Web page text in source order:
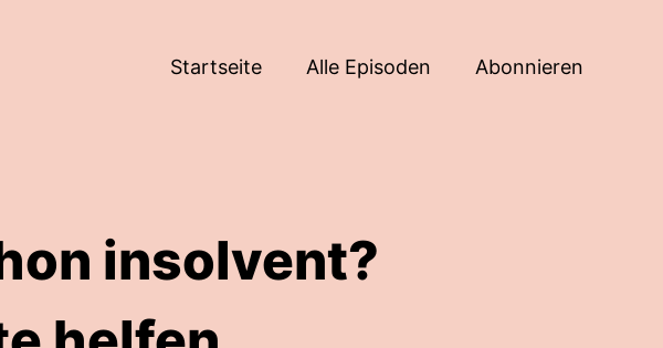
Startseite Alle Episoden Abonnieren
insolvent?